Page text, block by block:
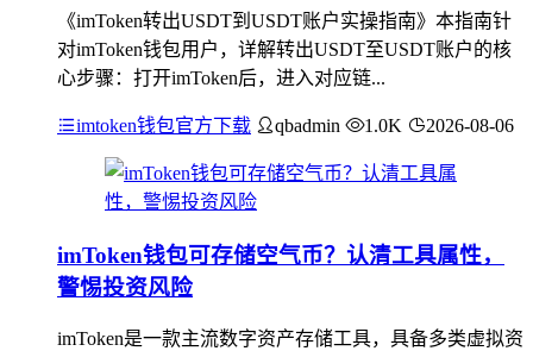
《imToken转出USDT到USDT账户实操指南》本指南针
对imToken钱包用户，详解转出USDT至USDT账户的核
心步骤：打开imToken后，进入对应链...
imtoken钱包官方下载 qbadmin 1.0K 2026-08-06
imToken钱包可存储空气币？认清工具属性，
警惕投资风险
imToken是一款主流数字资产存储工具，具备多类虚拟资